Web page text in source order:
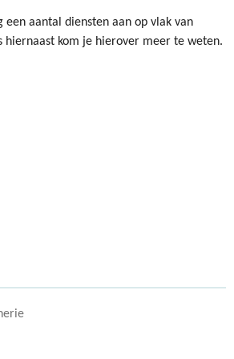
een aantal diensten aan op vlak van
hiernaast kom je hierover meer te weten.